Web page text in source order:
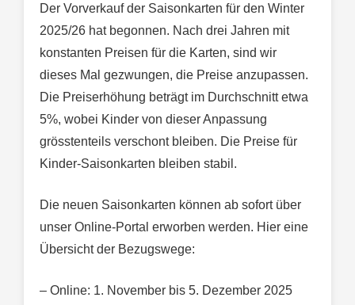
Der Vorverkauf der Saisonkarten für den Winter
2025/26 hat begonnen. Nach drei Jahren mit
konstanten Preisen für die Karten, sind wir
dieses Mal gezwungen, die Preise anzupassen.
Die Preiserhöhung beträgt im Durchschnitt etwa
5%, wobei Kinder von dieser Anpassung
grösstenteils verschont bleiben. Die Preise für
Kinder-Saisonkarten bleiben stabil.
Die neuen Saisonkarten können ab sofort über
unser Online-Portal erworben werden. Hier eine
Übersicht der Bezugswege:
– Online: 1. November bis 5. Dezember 2025